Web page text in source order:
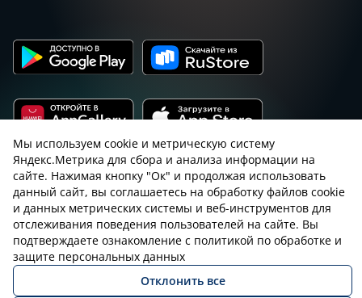
Пользовательское соглашение с sniping.ru
Правила снайпинга Закон об оружии
Политика конфиденциальности
© 2026 Все права защищены
Мы используем cookie и метрическую систему
Яндекс.Метрика для сбора и анализа информации на
сайте. Нажимая кнопку "Ок" и продолжая использовать
данный сайт, вы соглашаетесь на обработку файлов cookie
и данных метрических системы и веб-инструментов для
отслеживания поведения пользователей на сайте. Вы
подтверждаете ознакомление с политикой по обработке и
защите персональных данных
Отклонить все